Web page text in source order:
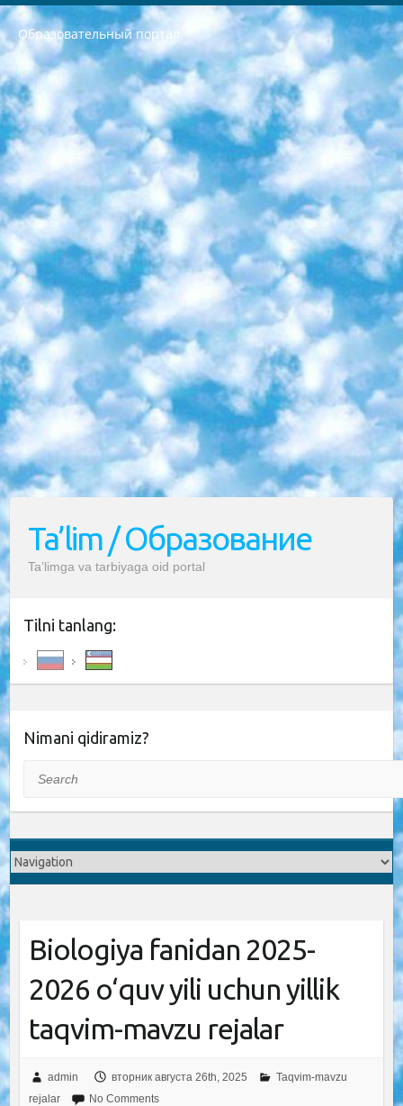
Образовательный портал
РЕСПУБЛИКА УЗБЕКИСТАН МИНИСТРЕРСТВО ДОШКОЛЬНОГО И ШКОЛЬНОГО ОБРАЗОВАНИЯ КОМАНДА в общеобразовательных учреждениях в 2023-2024 учебном году организация и проведение итоговой государственной аттестации обучающихся о Министра дошкольного и школьного образования Республики Узбекистан от 4 марта 2008 года (постановлением Минюста от 20 марта 2008 года № 1778 государственной регистрации) «Итоговое состояние учащихся общего среднего образования на основании положения об утверждении положения об аттестации общего среднего образования выпускной экзамен студентов в образовательных учреждениях в 2023-2024 учебном году В целях организации и прохождения аттестации приказываю: 1. Следующее: перечень предметов, по которым будет проводиться итоговая государственная аттестация и экзамен формы перевода согласно приложению 1; сертификаты международного образца, оценивающие уровень владения иностранными языками перечень согласно приложению 2; 2. Педагогический при специализированных образовательных учреждениях. научно-практический центр квалификации и международной оценки (Д.Давидова) 2024 г. До 25 марта: задания по предметам, по которым будет проводиться итоговая аттестация разработка и утверждение технических условий; итоговая аттестация на основании разработанного предметного задания разработка вопросов по предметам (устно и письменно), экзамен передача; общеобразовательные средние школы и специальные учебные заведения учащиеся выпускных классов школ и интернатов в агентской системе подготовка базы данных экзаменационных материалов и критериев оценки; перевод базы экзаменационных материалов на все языки обучения подать в Республиканский образовательный центр для изготовления; варианты экзаменов на основе разработанных контрольных материалов пусть будут поставлены задачи формирования. 3. Республиканский образовательный центр (Ш.Худайкулов) до 5 апреля 2024 года. до: база данных предоставленных экзаменационных материалов на все языки обучения перевод и экспертиза; для слепых, слабовидящих, глухих, слабослышащих и умственно отсталых детей учащиеся выпускных классов специализированных школ и школ-интернатов база данных экзаменационных материалов на всех преподаваемых языках подготовка критериев оценки; специализированные школы для умственно отсталых детей и технологии для учащихся выпускных классов школ-интернатов разработка соответствующих рекомендаций и критериев проведения ЕГЭ по естествознанию давать задания. 4. Педагогический при специализированных образовательных учреждениях. Научно-практический центр навыков и международной оценки (Д.Давидова), Республика образовательный центр (Худайкулов Ш.) итоговый государственный аттестационный экзамен ориентирован на творческое и логическое мышление при подготовке базы материалов учитывать введение заданий. 5. Следует отметить, что: сертификат государственного образца о знании общеобразовательного предмета и как минимум национальный уровень B1 по предметам на иностранных языках, указанным в Приложении 2. или международно признанный сертификат эквивалентного уровня студенты, изучающие определенный предмет, освобождаются от экзамена; по соответствующим предметам запланирована итоговая государственная аттестация за день до дня, путем жеребьевки Рабочей группой (в письменной форме по предметам, проводимым в форме) из числа сформированных вариантов выбрано 2 варианта; 2 выбранных варианта экзамена анонсированы на официальном сайте министерства и все выпускники по всей стране на основе этих вариантов проводит итоговую государственную аттестацию. 6. Государственное образование учащихся средних общеобразовательных учреждений. знания в соответствии с квалификационными требованиями, которые необходимо приобрести на основании стандартов итоговый (выпускной) контроль для 9 и 11 классов в целях тестирования Экзамены (далее – экзамены) состоят из предметов, перечисленных в приложении 1. будет сделано. 7. Экзамены пройдут с 26 мая по 15 июня 2024 г. (кроме науки физического воспитания). 8. Физическая для учащихся 9 классов общесредних образовательных учреждений. Экзамены по предмету «Образование, квалификация медицина» 1-6 мая 2024 года. сотрудники перевести под присмотр (с отклонениями в физическом или умственном развитии) специализированная школа для детей, школы-интернаты и со сколиозом школы-интернаты санаторного типа для больных детей исключены). 9. Он был слепым, слабовидящим и имел нарушения опорно-двигательного аппарата. экзамены в специализированных школах и интернатах для детей должны проводиться исходя из требований, предъявляемых к общеобразовательным учреждениям (физкультура кроме науки). 10. Специализированная школа для глухих и слабослышащих детей. и экзамены в интернатах и быть реализован в виде письменного теста по математике. 11. Специальность для умственно отсталых детей. Для 9 класса Родной язык и литературное письмо Государственный язык (язык обучения – узбекский). для неклассов) написано Математическое письмо Письменная/устная история Узбекистана Физическое воспитание практично Итоговый контроль Для 11 класса Написание родного языка и литературы (эссе) Математическое письмо Узбекский язык (обучение на узбекском языке) не посещающее общее среднее образование для учреждений)/Образовательное учреждение выбор письменный и устный Иностранный язык письменный/устный Письменная/устная история Узбекистана *По выбору студента:  Химия  Физика  Основы государственного права  География 10 бесплатных образовательных ресурсов - Мы составили подборку онлайн-проектов с интерактивными упражнениями, видеолекциями и статьями. Они помогут вам обрести новые и освежить старые знания бесплатно. 1. «ИНТУИТ» Старейшая образовательная площадка Рунета. Здесь вы найдёте сотни текстовых и видеокурсов на десятки различных тем — от программирования до психологии. Многие курсы подготовлены российскими университетами и крупными международными компаниями вроде Intel и Microsoft. Самостоятельное обучение бесплатное, но желающие могут оплатить услуги персональных наставников. 2. «Смартия» знакомит с актуальными профессиями и подсказывает, как им обучаться. Выбрав заинтересовавшую вас специальность — SMM-специалист, фотограф, веб-дизайнер или другую, — увидите список необходимых для неё умений. Чтобы вы могли освоить их самостоятельно, для каждого умения площадка отображает подборку ссылок на учебные материалы. Хотя «Смартия» ориентируется на русскоязычную аудиторию, часть контента всё же доступна только на английском. 3. «Лекторий Физтеха» Проект Московского физико-технического института (Физтеха). С его помощью вы можете смотреть онлайн серии лекций, записанные на видео в этом вузе. В числе доступных предметов — физика, биология, химия, информационные технологии и другие. К некоторым лекциям администрация ресурса прилагает готовые конспекты, которые можно скачивать в PDF-формате. 4. ITMOcourses Онлайн-площадка Санкт-Петербургского национального исследовательского университета информационных технологий, механики и оптики (ИТМО). Ресурс предоставляет свободный доступ к курсам, разработанным в этом вузе. Каталог материалов разбит на четыре категории: «Оптические системы и технологии», «Приборостроение и робототехника», «Информационные технологии» и «Биотехнологии». Курсы состоят из видеолекций, интерактивных демонстраций и заданий. 5. «КиберЛенинка» Электронная научная библиотека открытого доступа. Каталог площадки регулярно обрастает текстами статей из различных научных изданий. Сгруппированные по журналам и рубрикам публикации можно читать онлайн или скачивать целиком в PDF-формате. Проект нацелен на популяризацию науки за счёт открытого доступа к качественной информации. 6. «ПостНаука» На этом ресурсе публикуют подборки видеолекций, составленные экспертами из разных отраслей и объединённые общими темами. Среди них, к примеру, есть серии «Биоинформатика и геномика», «Культура средневековой Скандинавии» и Cinema Studies о теории кино. Каждая подборка лекций — логически связанная история, рассказанная экспертом от первого лица. Кроме того, на сайте появляются научно-образовательные статьи и тесты на разные темы. 7. «Newочём» Команда проекта «Newочём» отбирает самые интересные тексты из англоязычных СМИ и переводит те из них, за которые голосуют участники сообщества «ВКонтакте». По большей части это научно-популярные статьи. Редакторы придумывают лишь заголовки, в остальном содержание переводов соответствует оригиналам. Полные тексты можно читать прямо в социальной сети. 8. InternetUrok Онлайн-база материалов по основным дисциплинам школьной программы. Информация на сайте структурирована по классам, предметам и темам (урокам). Каждый урок состоит из видеолекций и конспектов. Есть также интерактивные тренажёры и тесты для закрепления пройденного материала. Даже если вы давно окончили школу, возможность повторить программу старших классов всегда может пригодиться. 9. Edutainme Ещё один ресурс об образовании. В отличие от Newtonew, как мне кажется, Edutainme больше ориентируется на представителей индустрии: педагогов, предпринимателей, разработчиков образовательных проектов. Но и любой, кто просто стремится к саморазвитию, найдёт на сайте много полезного и интересного для себя. Например, информацию о новых курсах и образовательных сервисах. 10. Newtonew Онлайн-медиа об образовании и обучении в широком смысле. Авторы Newtonew пишут об инструментах, заведениях, тактиках и стратегиях, которые помогают учить других и получать новые знания самостоятельно. На этой площадке вы найдёте новости, обзоры, аналитические мат
Ta’lim / Образование
Ta’limga va tarbiyaga oid portal
Tilni tanlang:
Nimani qidiramiz?
Biologiya fanidan 2025-
2026 o‘quv yili uchun yillik
taqvim-mavzu rejalar
admin вторник августа 26th, 2025
Taqvim-mavzu
rejalar
No Comments